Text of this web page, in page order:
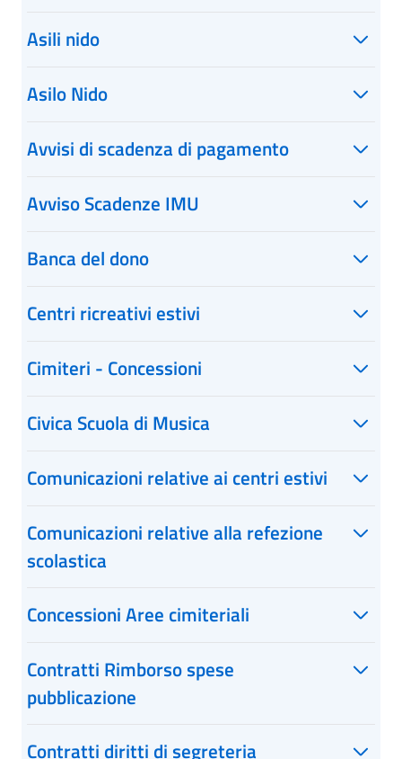
Asili nido
Asilo Nido
Avvisi di scadenza di pagamento
Avviso Scadenze IMU
Banca del dono
Centri ricreativi estivi
Cimiteri - Concessioni
Civica Scuola di Musica
Comunicazioni relative ai centri estivi
Comunicazioni relative alla refezione
scolastica
Concessioni Aree cimiteriali
Contratti Rimborso spese
pubblicazione
Contratti diritti di segreteria